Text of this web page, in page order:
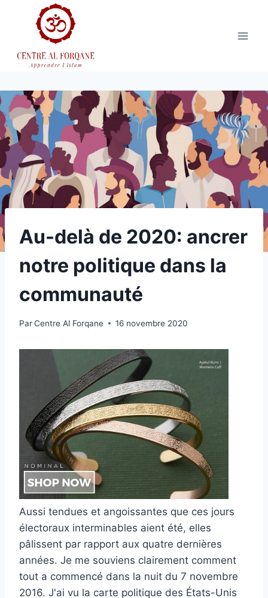
Au-delà de 2020: ancrer
notre politique dans la
communauté
ParCentre Al Forqane 16 novembre 2020
Aussi tendues et angoissantes que ces jours
électoraux interminables aient été, elles
pâlissent par rapport aux quatre dernières
années. Je me souviens clairement comment
tout a commencé dans la nuit du 7 novembre
2016. J'ai vu la carte politique des États-Unis